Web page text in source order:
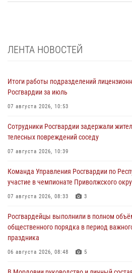
ЛЕНТА НОВОСТЕЙ
Итоги работы подразделений
Росгвардии за июль
07 августа 2026, 10:53
Сотрудники Росгвардии задержали
телесных повреждений соседу
07 августа 2026, 10:39
Команда Управления Росгвардии по
участие в чемпионате Приволжского
07 августа 2026, 08:33 3
Росгвардейцы выполнили в полном
общественного порядка в период
праздника
06 августа 2026, 08:48 5